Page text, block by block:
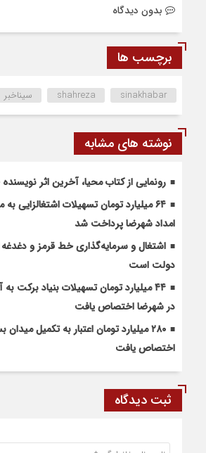
بدون دیدگاه
برچسب ها
shahreza sinakhabar سیناخبر
نوشته های مشابه
رونمایی از کتاب محیا، آخرین اثر
۶۴ میلیارد تومان تسهیلات اشتغالزایی
امداد شهرضا پرداخت شد
اشتغال و سرمایه‌گذاری خط قرمز و
دولت است
۴۴ میلیارد تومان تسهیلات بنیاد
در شهرضا اختصاص یافت
۲۸۰ میلیارد تومان اعتبار به تکمیل
اختصاص یافت
ثبت دیدگاه